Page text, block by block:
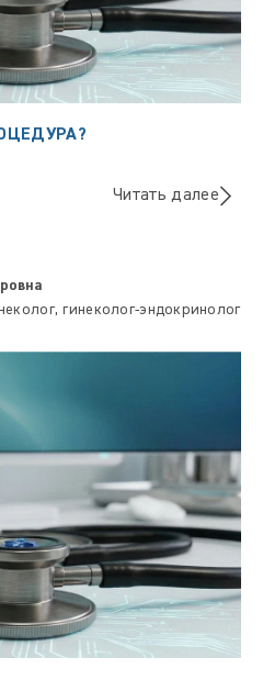
Читать далее
гинеколог-эндокринолог